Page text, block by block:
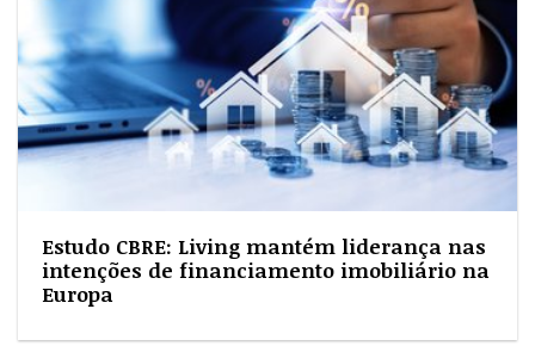
Estudo CBRE: Living mantém liderança nas
intenções de financiamento imobiliário na
Europa